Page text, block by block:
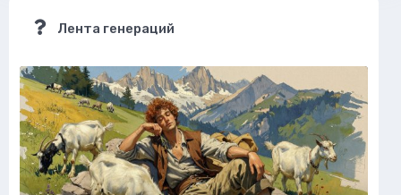
Лента генераций